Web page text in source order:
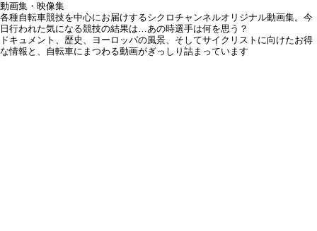
動画集・映像集
各種自転車競技を中心にお届けするシクロチャンネルオリジナル動画集。今
日行われた気になる競技の結果は…あの時選手は何を思う？
ドキュメント、歴史、ヨーロッパの風景、そしてサイクリストに向けたお得
な情報と、自転車にまつわる動画がぎっしり詰まっています